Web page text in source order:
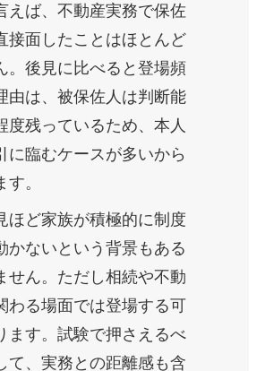
えば、不動産実務で保佐
接面したことはほとんど
。後見に比べると登場頻
由は、被保佐人は判断能
度残っているため、本人
に臨むケースが多いから
。
ほど家族が積極的に制度
かないという背景もある
せん。ただし相続や不動
わる場面では登場する可
ます。試験で押さえるべ
て、実務との距離感も含